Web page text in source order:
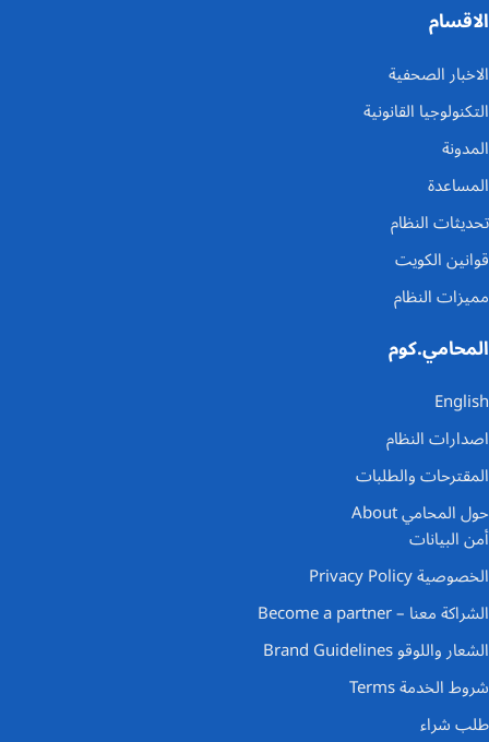
الاقسام
الاخبار الصحفية
التكنولوجيا القانونية
المدونة
المساعدة
تحديثات النظام
قوانين الكويت
مميزات النظام
المحامي.كوم
English
اصدارات النظام
المقترحات والطلبات
حول المحامي About
أمن البيانات
الخصوصية Privacy Policy
الشراكة معنا – Become a partner
الشعار واللوقو Brand Guidelines
شروط الخدمة Terms
طلب شراء